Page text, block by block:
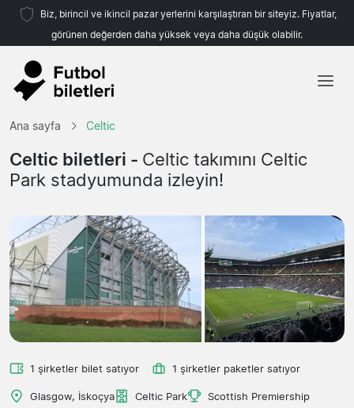
Biz, birincil ve ikincil pazar yerlerini karşılaştıran bir siteyiz. Fiyatlar,
görünen değerden daha yüksek veya daha düşük olabilir.
Takımlar
Ligler
Ana sayfa Celtic
Celtic biletleri - Celtic takımını Celtic
Park stadyumunda izleyin!
1 şirketler bilet satıyor 1 şirketler paketler satıyor
Glasgow, İskoçya Celtic Park Scottish Premiership